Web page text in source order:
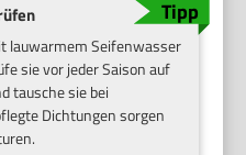
lauwarmem Seifenwasser
sie vor jeder Saison auf
tausche sie bei
Dichtungen sorgen